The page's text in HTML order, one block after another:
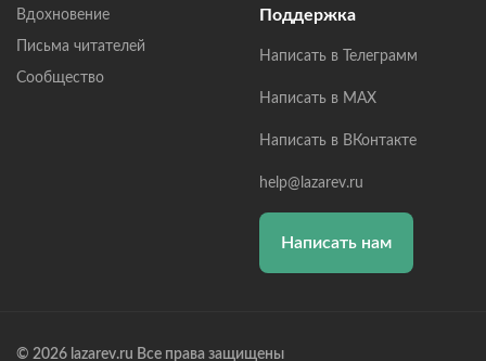
Вдохновение
Письма читателей
Сообщество
Поддержка
Написать в Телеграмм
Написать в MAX
Написать в ВКонтакте
help@lazarev.ru
Написать нам
© 2026 lazarev.ru Все права защищены